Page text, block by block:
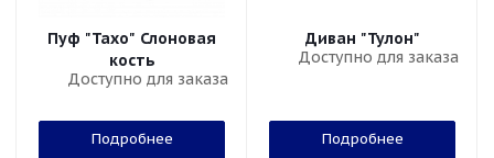
Пуф "Тахо" Слоновая
кость
Доступно для заказа
Подробнее
Диван "Тулон"
Доступно для заказа
Подробнее